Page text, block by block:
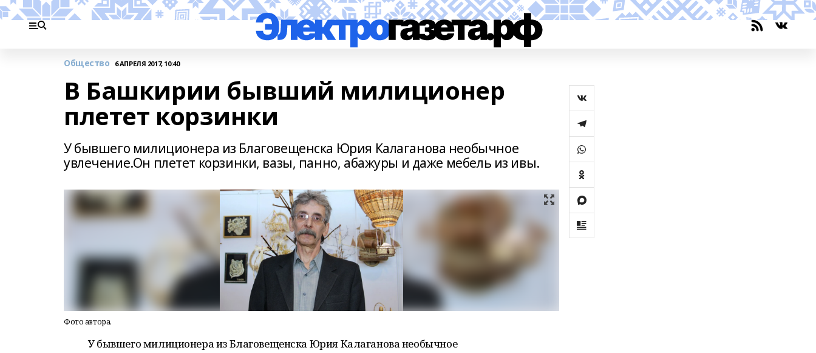
Общество 6 АПРЕЛЯ 2017, 10:40
В Башкирии бывший милиционер
плетет корзинки
У бывшего милиционера из Благовещенска Юрия Калаганова необычное
увлечение.Он плетет корзинки, вазы, панно, абажуры и даже мебель из ивы.
Фото автора.
У бывшего милиционера из Благовещенска Юрия Калаганова необычное